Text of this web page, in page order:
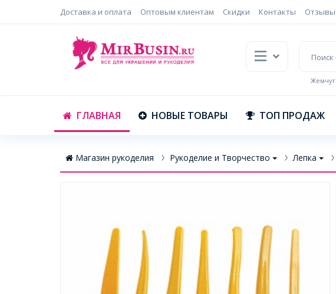
Доставка и оплата Оптовым клиентам Скидки Контакты Отзывы
Жемчуг
ГЛАВНАЯ НОВЫЕ ТОВАРЫ ТОП ПРОДАЖ
Магазин рукоделия Рукоделие и Творчество Лепка